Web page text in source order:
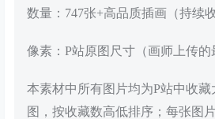
数量：747张+高品质插画（持续
像素：P站原图尺寸（画师上传的
本素材中所有图片均为P站中收藏
图，按收藏数高低排序；每张图